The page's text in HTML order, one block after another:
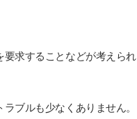
求することなどが考えられ
ブルも少なくありません。